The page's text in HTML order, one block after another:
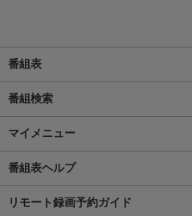
番組表
番組検索
マイメニュー
番組表ヘルプ
リモート録画予約ガイド